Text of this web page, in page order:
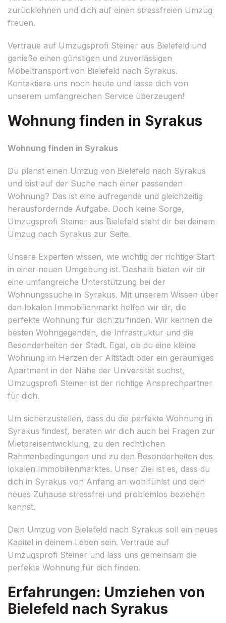
zurücklehnen und dich auf einen stressfreien Umzug
freuen.
Vertraue auf Umzugsprofi Steiner aus Bielefeld und
genieße einen günstigen und zuverlässigen
Möbeltransport von Bielefeld nach Syrakus.
Kontaktiere uns noch heute und lasse dich von
unserem umfangreichen Service überzeugen!
Wohnung finden in Syrakus
Wohnung finden in Syrakus
Du planst einen Umzug von Bielefeld nach Syrakus
und bist auf der Suche nach einer passenden
Wohnung? Das ist eine aufregende und gleichzeitig
herausfordernde Aufgabe. Doch keine Sorge,
Umzugsprofi Steiner aus Bielefeld steht dir bei deinem
Umzug nach Syrakus zur Seite.
Unsere Experten wissen, wie wichtig der richtige Start
in einer neuen Umgebung ist. Deshalb bieten wir dir
eine umfangreiche Unterstützung bei der
Wohnungssuche in Syrakus. Mit unserem Wissen über
den lokalen Immobilienmarkt helfen wir dir, die
perfekte Wohnung für dich zu finden. Wir kennen die
besten Wohngegenden, die Infrastruktur und die
Besonderheiten der Stadt. Egal, ob du eine kleine
Wohnung im Herzen der Altstadt oder ein geräumiges
Apartment in der Nähe der Universität suchst,
Umzugsprofi Steiner ist der richtige Ansprechpartner
für dich.
Um sicherzustellen, dass du die perfekte Wohnung in
Syrakus findest, beraten wir dich auch bei Fragen zur
Mietpreisentwicklung, zu den rechtlichen
Rahmenbedingungen und zu den Besonderheiten des
lokalen Immobilienmarktes. Unser Ziel ist es, dass du
dich in Syrakus von Anfang an wohlfühlst und dein
neues Zuhause stressfrei und problemlos beziehen
kannst.
Dein Umzug von Bielefeld nach Syrakus soll ein neues
Kapitel in deinem Leben sein. Vertraue auf
Umzugsprofi Steiner und lass uns gemeinsam die
perfekte Wohnung für dich finden.
Erfahrungen: Umziehen von
Bielefeld nach Syrakus